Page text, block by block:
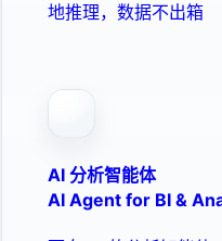
地推理，数据不出箱
AI 分析智能体
AI Agent for BI &